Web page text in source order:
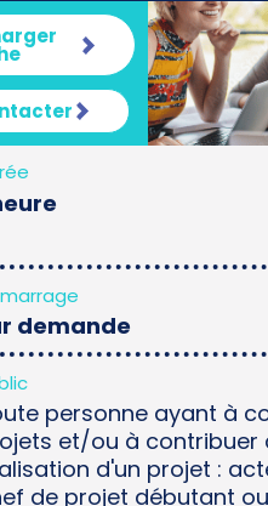
demande
personne ayant à
et/ou à contribuer
d'un projet :
de projet débutant